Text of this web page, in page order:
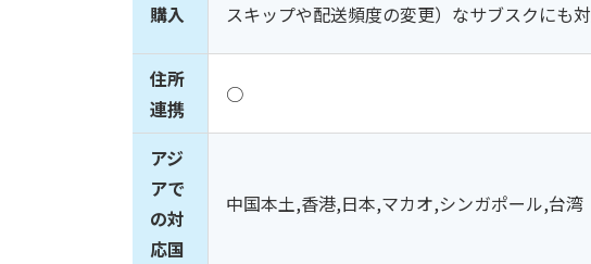
購入
スキップや配送頻度の変更）なサブスクにも
住所
連携
○
アジ
アで
の対
応国
中国本土,香港,日本,マカオ,シンガポール,台湾